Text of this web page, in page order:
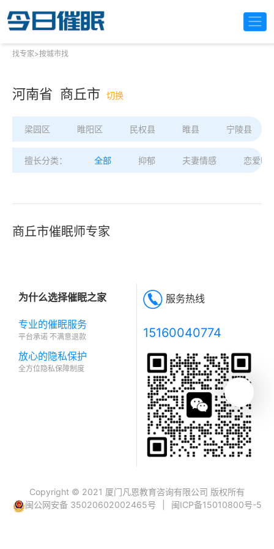
找专家>按城市找
河南省 商丘市 切换
梁园区 睢阳区 民权县 睢县 宁陵县
擅长分类： 全部 抑郁 夫妻情感 恋爱困
商丘市催眠师专家
为什么选择催眠之家
专业的催眠服务
平台承诺 不满意退款
放心的隐私保护
全方位隐私保障制度
服务热线
15160040774
Copyright © 2021 厦门凡恩教育咨询有限公司 版权所有
闽公网安备 35020602002465号
闽ICP备15010800号-5